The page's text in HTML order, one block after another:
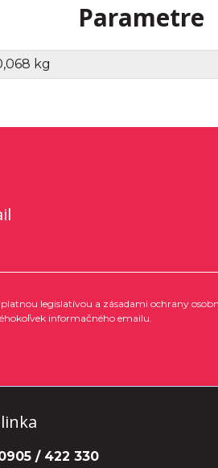
Parametre
kg
legislatívou a zásadami ochrany
informačného emailu.
/ 422 330